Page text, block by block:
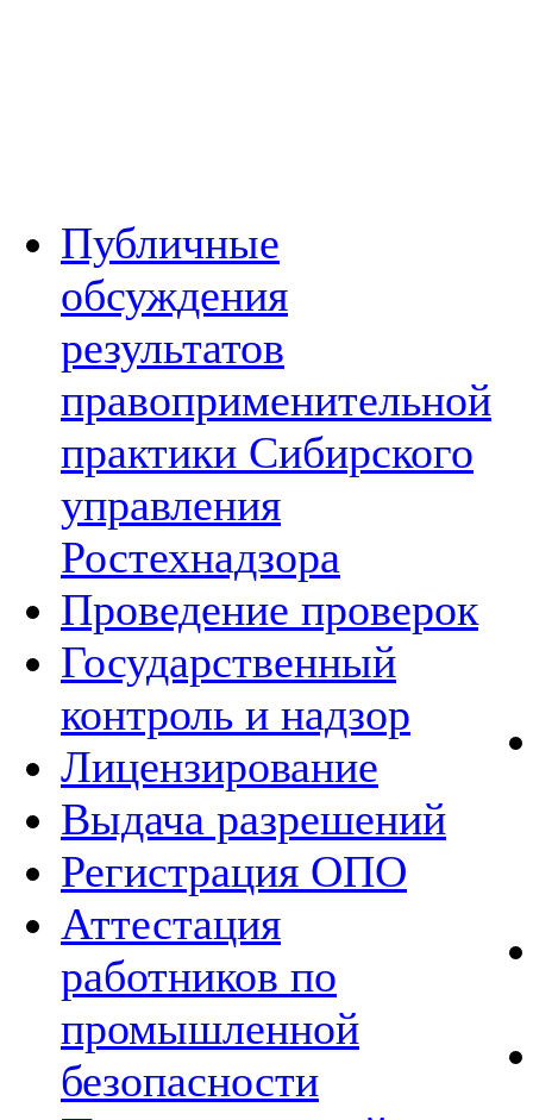
Публичные
обсуждения
результатов
правоприменительной
практики Сибирского
управления
Ростехнадзора
Проведение проверок
Государственный
контроль и надзор
Лицензирование
Выдача разрешений
Регистрация ОПО
Аттестация
работников по
промышленной
безопасности